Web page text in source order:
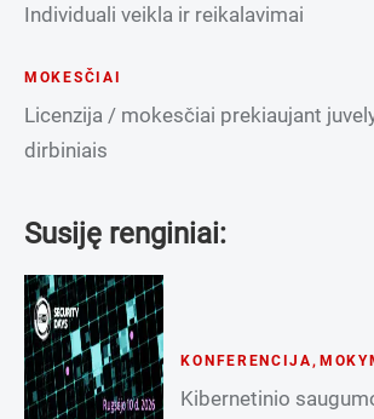
Individuali veikla ir reikalavimai
MOKESČIAI
Licenzija / mokesčiai prekiaujant
dirbiniais
Susiję renginiai:
KONFERENCIJA ,
Kibernetinio